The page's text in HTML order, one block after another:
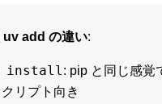
add の違い:
install: pip と同じ感覚
リプト向き